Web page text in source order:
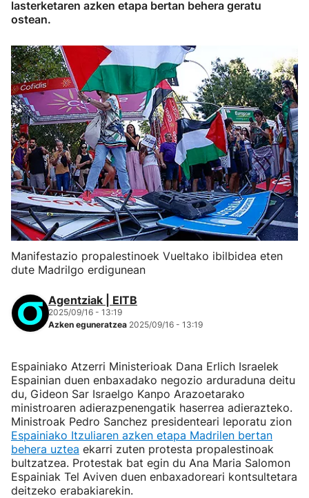
lasterketaren azken etapa bertan behera geratu
ostean.
Manifestazio propalestinoek Vueltako ibilbidea eten
dute Madrilgo erdigunean
Agentziak | EITB
2025/09/16 - 13:19
Azken eguneratzea 2025/09/16 - 13:19
Espainiako Atzerri Ministerioak Dana Erlich Israelek
Espainian duen enbaxadako negozio arduraduna deitu
du, Gideon Sar Israelgo Kanpo Arazoetarako
ministroaren adierazpenengatik haserrea adierazteko.
Ministroak Pedro Sanchez presidenteari leporatu zion
Espainiako Itzuliaren azken etapa Madrilen bertan
behera uztea ekarri zuten protesta propalestinoak
bultzatzea. Protestak bat egin du Ana Maria Salomon
Espainiak Tel Aviven duen enbaxadoreari kontsultetara
deitzeko erabakiarekin.